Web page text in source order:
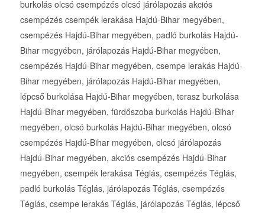
burkolás olcsó csempézés olcsó járólapozás akciós
csempézés csempék lerakása Hajdú-Bihar megyében,
csempézés Hajdú-Bihar megyében, padló burkolás Hajdú-
Bihar megyében, járólapozás Hajdú-Bihar megyében,
csempézés Hajdú-Bihar megyében, csempe lerakás Hajdú-
Bihar megyében, járólapozás Hajdú-Bihar megyében,
lépcső burkolása Hajdú-Bihar megyében, terasz burkolása
Hajdú-Bihar megyében, fürdőszoba burkolás Hajdú-Bihar
megyében, olcsó burkolás Hajdú-Bihar megyében, olcsó
csempézés Hajdú-Bihar megyében, olcsó járólapozás
Hajdú-Bihar megyében, akciós csempézés Hajdú-Bihar
megyében, csempék lerakása Téglás, csempézés Téglás,
padló burkolás Téglás, járólapozás Téglás, csempézés
Téglás, csempe lerakás Téglás, járólapozás Téglás, lépcső